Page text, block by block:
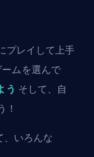
プレイして上手
ムを選んで
う そして、自
！
、いろんな